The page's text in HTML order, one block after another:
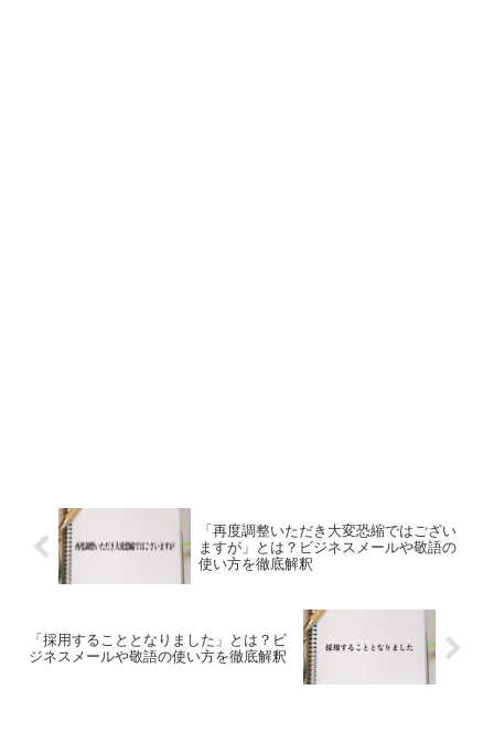
「再度調整いただき大変恐縮ではござい
ますが」とは？ビジネスメールや敬語の
使い方を徹底解釈
「採用することとなりました」とは？ビ
ジネスメールや敬語の使い方を徹底解釈